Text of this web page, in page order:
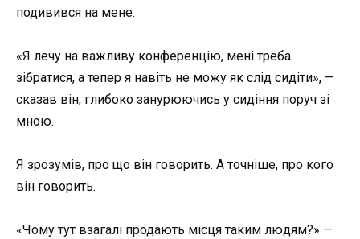
подивився на мене.
«Я лечу на важливу конференцію, мені треба
зібратися, а тепер я навіть не можу як слід сидіти», —
сказав він, глибоко занурюючись у сидіння поруч зі
мною.
Я зрозумів, про що він говорить. А точніше, про кого
він говорить.
«Чому тут взагалі продають місця таким людям?» —